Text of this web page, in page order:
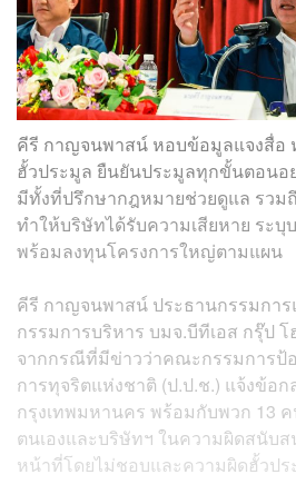
คีรี กาญจนพาสน์ หอบข้อมูลแจงสื่อ
ฮั้วประมูล ยืนยันประมูลทุกขั้นตอนอ
มีทั้งที่ปรึกษากฎหมายช่วยดูแล รวม
ทำให้บริษัทได้รับความเสียหาย ระบุ
พร้อมลงทุนโครงการใหญ่ตามแผน
คีรี กาญจนพาสน์ ประธานกรรมกา
กรรมการบริหาร บมจ.บีทีเอส กรุ๊ป โ
จากกรณีที่มีข่าวว่าคณะกรรมการป้
การทุจริตแห่งชาติ (ป.ป.ช.) แจ้งข้อ
กรุงเทพมหานคร พร้อมกับพวก 13
ตนเองและบริษัทฯ ในความผิดสนับ
หน้าที่โดยไม่ชอบและความผิดฮั้วปร